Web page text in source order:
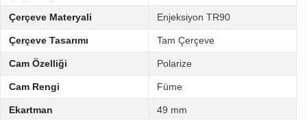
Çerçeve Materyali Enjeksiyon TR90
Çerçeve Tasarımı Tam Çerçeve
Cam Özelliği Polarize
Cam Rengi Füme
Ekartman 49 mm